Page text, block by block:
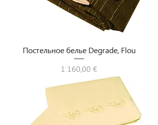
Постельное белье Degrade, Flou
Цена
1 160,00 €